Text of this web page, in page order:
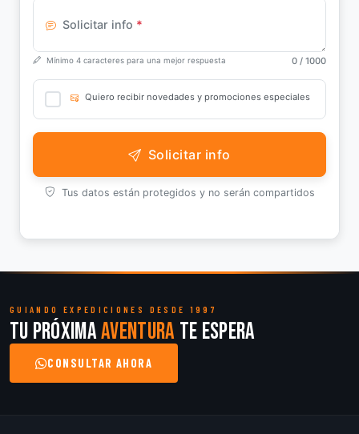
Solicitar info *
Mínimo 4 caracteres para una mejor respuesta 0 / 1000
Quiero recibir novedades y promociones especiales
Solicitar info
Tus datos están protegidos y no serán compartidos
GUIANDO EXPEDICIONES DESDE 1997
Tu próximaaventura te espera
CONSULTAR AHORA